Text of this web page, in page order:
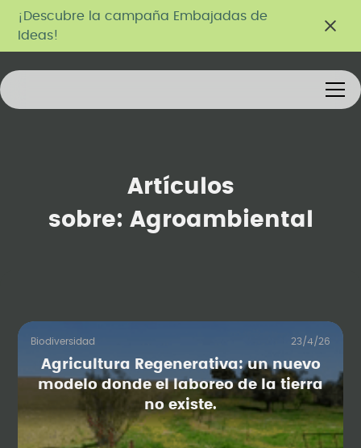
¡Descubre la campaña Embajadas de
Ideas!
Artículos
sobre: Agroambiental
Biodiversidad 23/4/26
Agricultura Regenerativa: un nuevo
modelo donde el laboreo de la tierra
no existe.